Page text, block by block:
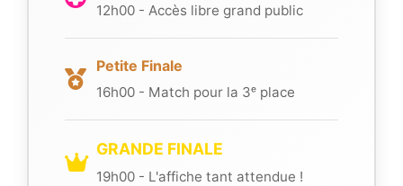
12h00 - Accès libre grand public
Petite Finale
16h00 - Match pour la 3ᵉ place
GRANDE FINALE
19h00 - L'affiche tant attendue !